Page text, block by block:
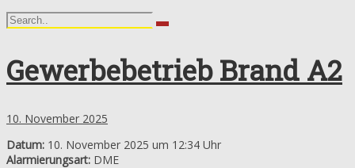
Gewerbebetrieb Brand A2
10. November 2025
Datum: 10. November 2025 um 12:34 Uhr
Alarmierungsart: DME